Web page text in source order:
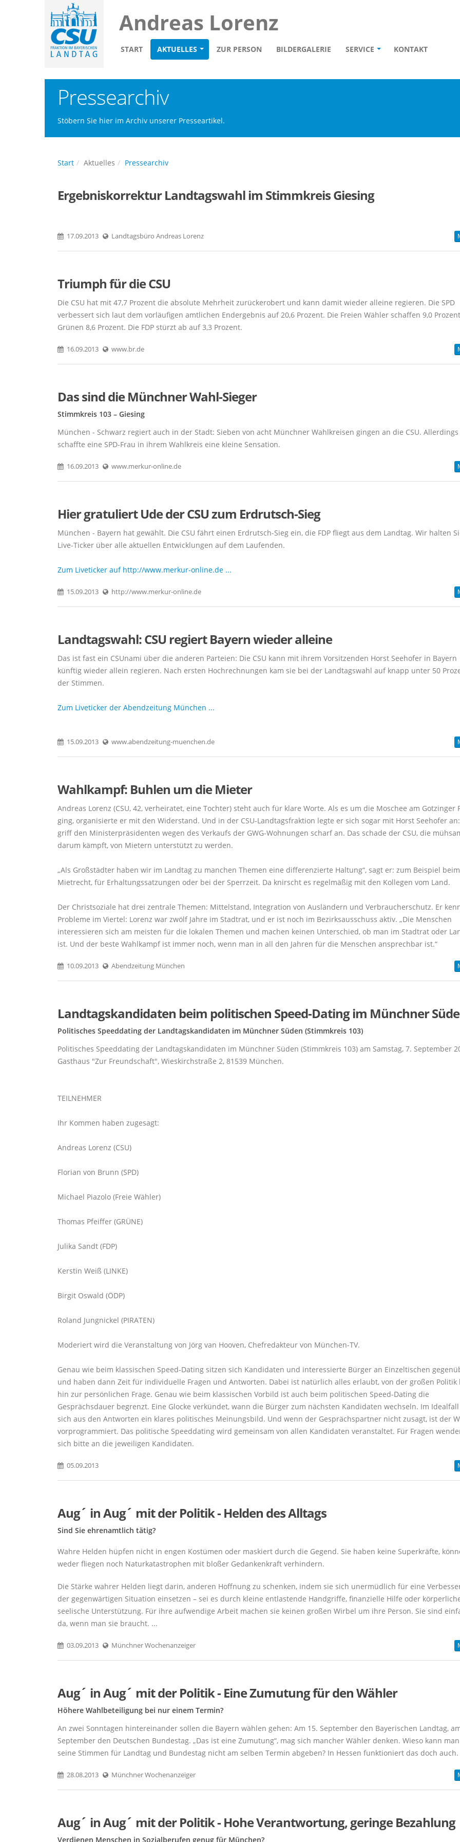
Andreas Lorenz
START AKTUELLES ZUR PERSON BILDERGALERIE SERVICE KONTAKT
Pressearchiv
Stöbern Sie hier im Archiv unserer Presseartikel.
Start Aktuelles Pressearchiv
Ergebniskorrektur Landtagswahl im Stimmkreis Giesing
17.09.2013 Landtagsbüro Andreas Lorenz
Triumph für die CSU
Die CSU hat mit 47,7 Prozent die absolute Mehrheit zurückerobert und kann damit wieder alleine regieren. Die SPD
verbessert sich laut dem vorläufigen amtlichen Endergebnis auf 20,6 Prozent. Die Freien Wähler schaffen 9,0
Grünen 8,6 Prozent. Die FDP stürzt ab auf 3,3 Prozent.
16.09.2013 www.br.de
Das sind die Münchner Wahl-Sieger
Stimmkreis 103 – Giesing
München - Schwarz regiert auch in der Stadt: Sieben von acht Münchner Wahlkreisen gingen an die CSU. Allerdings
schaffte eine SPD-Frau in ihrem Wahlkreis eine kleine Sensation.
16.09.2013 www.merkur-online.de
Hier gratuliert Ude der CSU zum Erdrutsch-Sieg
München - Bayern hat gewählt. Die CSU fährt einen Erdrutsch-Sieg ein, die FDP fliegt aus dem Landtag. Wir halten
Live-Ticker über alle aktuellen Entwicklungen auf dem Laufenden.
Zum Liveticker auf http://www.merkur-online.de ...
15.09.2013 http://www.merkur-online.de
Landtagswahl: CSU regiert Bayern wieder alleine
Das ist fast ein CSUnami über die anderen Parteien: Die CSU kann mit ihrem Vorsitzenden Horst Seehofer in Bayern
künftig wieder allein regieren. Nach ersten Hochrechnungen kam sie bei der Landtagswahl auf knapp unter 50
der Stimmen.
Zum Liveticker der Abendzeitung München ...
15.09.2013 www.abendzeitung-muenchen.de
Wahlkampf: Buhlen um die Mieter
Andreas Lorenz (CSU, 42, verheiratet, eine Tochter) steht auch für klare Worte. Als es um die Moschee am Gotzinger
ging, organisierte er mit den Widerstand. Und in der CSU-Landtagsfraktion legte er sich sogar mit Horst Seehofer
griff den Ministerpräsidenten wegen des Verkaufs der GWG-Wohnungen scharf an. Das schade der CSU, die
darum kämpft, von Mietern unterstützt zu werden.
Als Großstädter haben wir im Landtag zu manchen Themen eine differenzierte Haltung“, sagt er: zum Beispiel beim
Mietrecht, für Erhaltungssatzungen oder bei der Sperrzeit. Da knirscht es regelmäßig mit den Kollegen vom Land.
Der Christsoziale hat drei zentrale Themen: Mittelstand, Integration von Ausländern und Verbraucherschutz. Er
Probleme im Viertel: Lorenz war zwölf Jahre im Stadtrat, und er ist noch im Bezirksausschuss aktiv. „Die Menschen
interessieren sich am meisten für die lokalen Themen und machen keinen Unterschied, ob man im Stadtrat oder
ist. Und der beste Wahlkampf ist immer noch, wenn man in all den Jahren für die Menschen ansprechbar ist.“
10.09.2013 Abendzeitung München
Landtagskandidaten beim politischen Speed-Dating im Münchner
Politisches Speeddating der Landtagskandidaten im Münchner Süden (Stimmkreis 103)
Politisches Speeddating der Landtagskandidaten im Münchner Süden (Stimmkreis 103) am Samstag, 7. September
Gasthaus "Zur Freundschaft", Wieskirchstraße 2, 81539 München.
TEILNEHMER
Ihr Kommen haben zugesagt:
Andreas Lorenz (CSU)
Florian von Brunn (SPD)
Michael Piazolo (Freie Wähler)
Thomas Pfeiffer (GRÜNE)
Julika Sandt (FDP)
Kerstin Weiß (LINKE)
Birgit Oswald (ÖDP)
Roland Jungnickel (PIRATEN)
Moderiert wird die Veranstaltung von Jörg van Hooven, Chefredakteur von München-TV.
Genau wie beim klassischen Speed-Dating sitzen sich Kandidaten und interessierte Bürger an Einzeltischen
und haben dann Zeit für individuelle Fragen und Antworten. Dabei ist natürlich alles erlaubt, von der großen Politik
hin zur persönlichen Frage. Genau wie beim klassischen Vorbild ist auch beim politischen Speed-Dating die
Gesprächsdauer begrenzt. Eine Glocke verkündet, wann die Bürger zum nächsten Kandidaten wechseln. Im
sich aus den Antworten ein klares politisches Meinungsbild. Und wenn der Gesprächspartner nicht zusagt, ist der
vorprogrammiert. Das politische Speeddating wird gemeinsam von allen Kandidaten veranstaltet. Für Fragen
sich bitte an die jeweiligen Kandidaten.
05.09.2013
Aug´ in Aug´ mit der Politik - Helden des Alltags
Sind Sie ehrenamtlich tätig?
Wahre Helden hüpfen nicht in engen Kostümen oder maskiert durch die Gegend. Sie haben keine Superkräfte,
weder fliegen noch Naturkatastrophen mit bloßer Gedankenkraft verhindern.
Die Stärke wahrer Helden liegt darin, anderen Hoffnung zu schenken, indem sie sich unermüdlich für eine
der gegenwärtigen Situation einsetzen – sei es durch kleine entlastende Handgriffe, finanzielle Hilfe oder
seelische Unterstützung. Für ihre aufwendige Arbeit machen sie keinen großen Wirbel um ihre Person. Sie sind
da, wenn man sie braucht. ...
03.09.2013 Münchner Wochenanzeiger
Aug´ in Aug´ mit der Politik - Eine Zumutung für den Wähler
Höhere Wahlbeteiligung bei nur einem Termin?
An zwei Sonntagen hintereinander sollen die Bayern wählen gehen: Am 15. September den Bayerischen Landtag,
September den Deutschen Bundestag. „Das ist eine Zumutung“, mag sich mancher Wähler denken. Wieso kann
seine Stimmen für Landtag und Bundestag nicht am selben Termin abgeben? In Hessen funktioniert das doch auch.
28.08.2013 Münchner Wochenanzeiger
Aug´ in Aug´ mit der Politik - Hohe Verantwortung, geringe Bezahlung
Verdienen Menschen in Sozialberufen genug für München?